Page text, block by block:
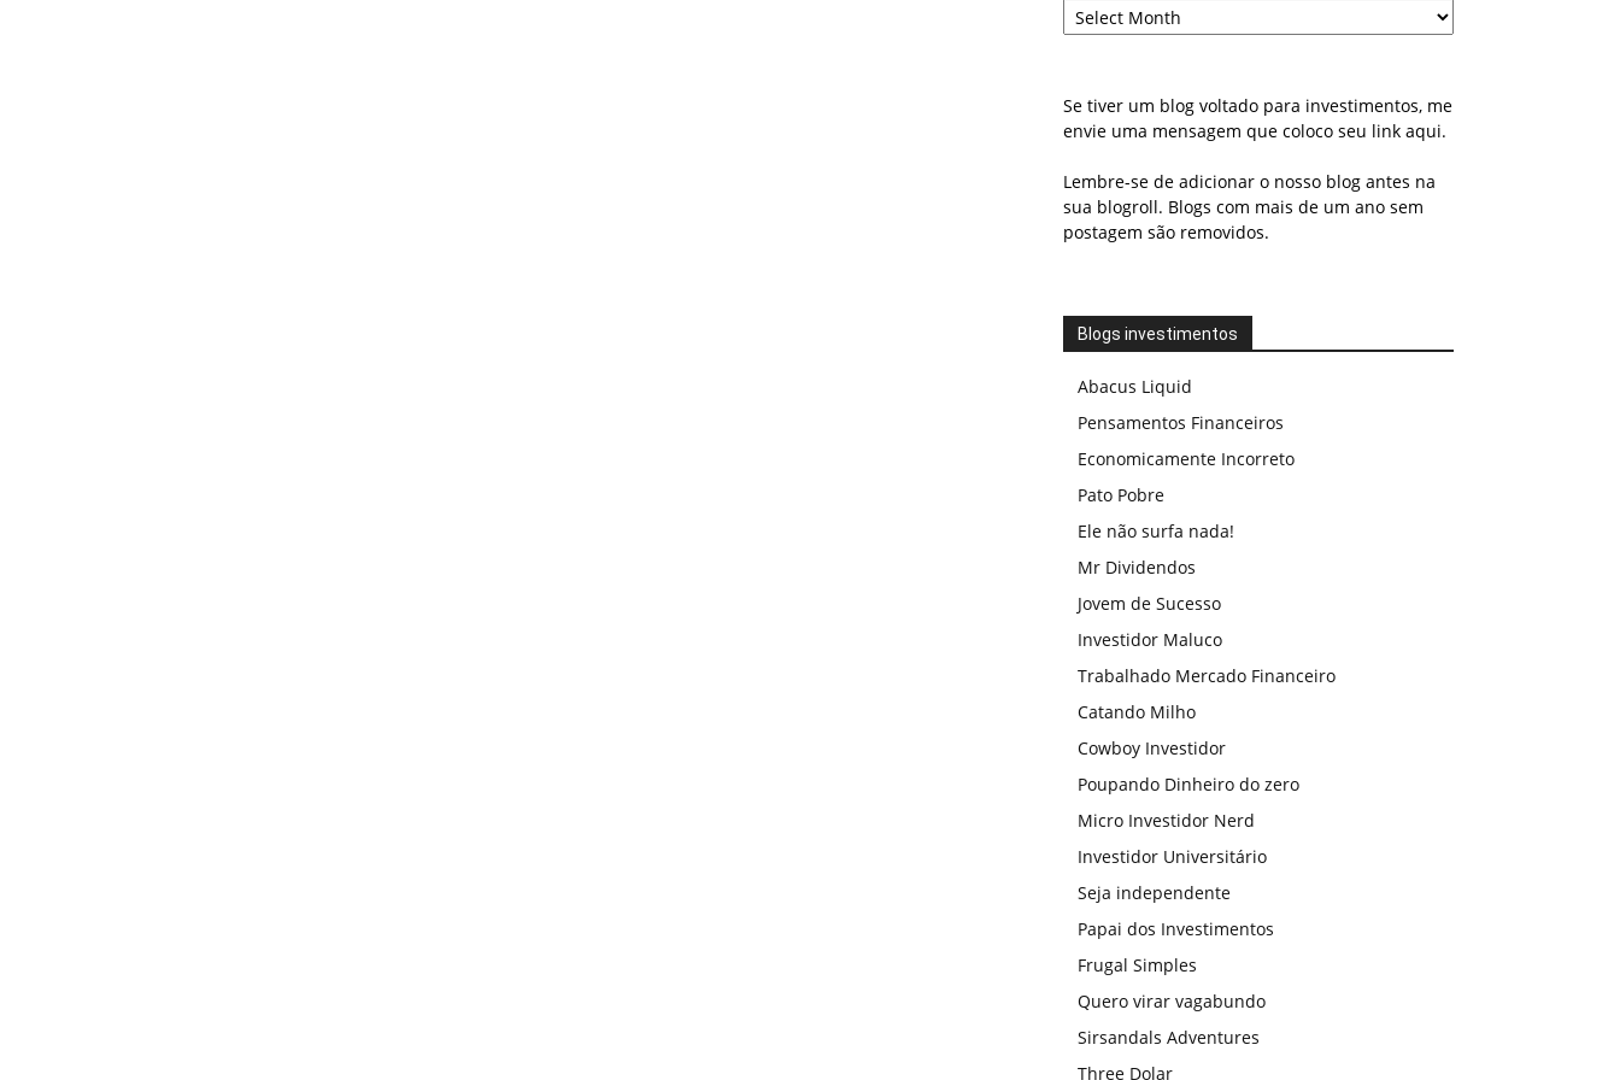
Se tiver um blog voltado para investimentos, me
envie uma mensagem que coloco seu link aqui.
Lembre-se de adicionar o nosso blog antes na
sua blogroll. Blogs com mais de um ano sem
postagem são removidos.
Blogs investimentos
Abacus Liquid
Pensamentos Financeiros
Economicamente Incorreto
Pato Pobre
Ele não surfa nada!
Mr Dividendos
Jovem de Sucesso
Investidor Maluco
Trabalhado Mercado Financeiro
Catando Milho
Cowboy Investidor
Poupando Dinheiro do zero
Micro Investidor Nerd
Investidor Universitário
Seja independente
Papai dos Investimentos
Frugal Simples
Quero virar vagabundo
Sirsandals Adventures
Three Dolar